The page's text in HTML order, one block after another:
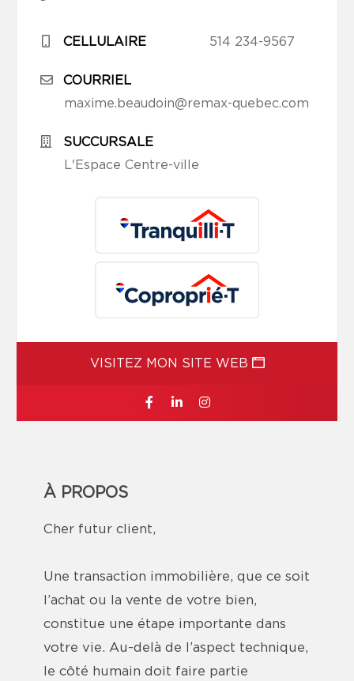
CELLULAIRE 514 234-9567
COURRIEL
maxime.beaudoin@remax-quebec.com
SUCCURSALE
L'Espace Centre-ville
VISITEZ MON SITE WEB
À PROPOS
Cher futur client,
Une transaction immobilière, que ce soit
l’achat ou la vente de votre bien,
constitue une étape importante dans
votre vie. Au-delà de l’aspect technique,
le côté humain doit faire partie